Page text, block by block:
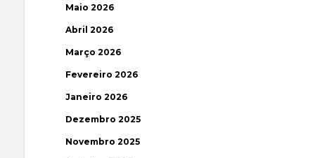
Maio 2026
Abril 2026
Março 2026
Fevereiro 2026
Janeiro 2026
Dezembro 2025
Novembro 2025